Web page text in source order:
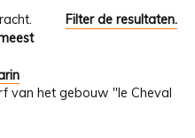
Filter de resultaten.
van het gebouw "le Cheval